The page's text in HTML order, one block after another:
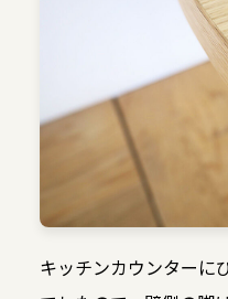
キッチンカウンターに